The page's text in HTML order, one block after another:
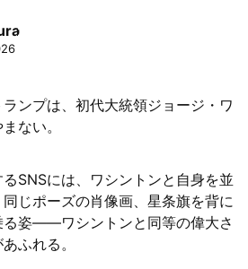
ギリシャ発航空機が緊急着陸
2026-27プレシーズンマッチ
ンプは、初代大統領ジョージ・ワ
ない。
るSNSには、ワシントンと自身を並
じポーズの肖像画、星条旗を背に
る姿――ワシントンと同等の偉大さ
ふれる。